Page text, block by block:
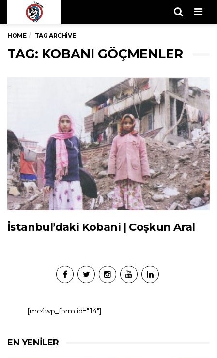
HOME TAG ARCHIVE
TAG: KOBANI GÖÇMENLER
İstanbul’daki Kobani | Coşkun Aral
[mc4wp_form id="14"]
EN YENILER